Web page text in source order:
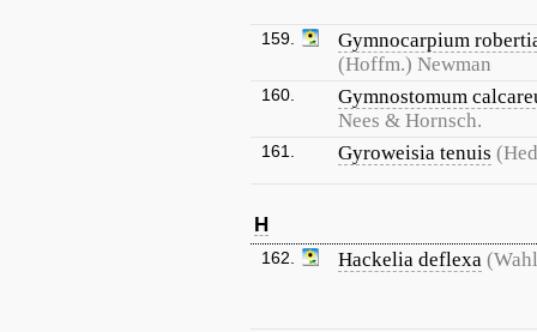
159.
Gymnocarpium
(Hoffm.) Newman
160.
Gymnostomum
Nees & Hornsch.
161. Gyroweisia tenuis
H
162. Hackelia deflexa